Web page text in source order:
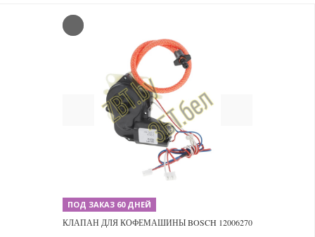
Previous
ПОД ЗАКАЗ 60 ДНЕЙ
КЛАПАН ДЛЯ КОФЕМАШИНЫ BOSCH 12006270